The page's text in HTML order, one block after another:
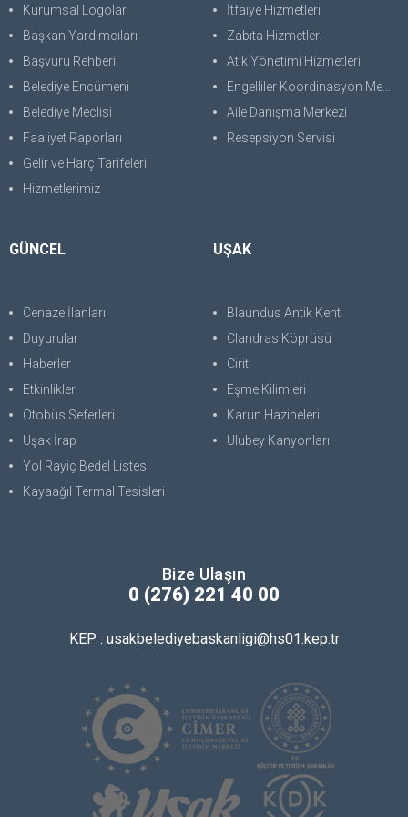
Kurumsal Logolar
Başkan Yardımcıları
Başvuru Rehberi
Belediye Encümeni
Belediye Meclisi
Faaliyet Raporları
Gelir ve Harç Tarifeleri
Hizmetlerimiz
İtfaiye Hizmetleri
Zabıta Hizmetleri
Atık Yönetimi Hizmetleri
Engelliler Koordinasyon Merkezi
Aile Danışma Merkezi
Resepsiyon Servisi
GÜNCEL
Cenaze İlanları
Duyurular
Haberler
Etkinlikler
Otobüs Seferleri
Uşak İrap
Yol Rayiç Bedel Listesi
Kayaağıl Termal Tesisleri
UŞAK
Blaundus Antik Kenti
Clandras Köprüsü
Cirit
Eşme Kilimleri
Karun Hazineleri
Ulubey Kanyonları
Bize Ulaşın
0 (276) 221 40 00
KEP : usakbelediyebaskanligi@hs01.kep.tr